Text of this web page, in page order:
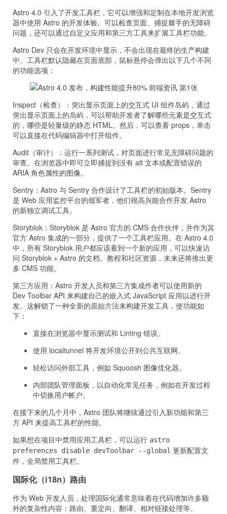
Astro 4.0 引入了开发工具栏，它可以增强和定制在本地开发浏览
器中使用 Astro 的开发体验。可以检查页面、捕捉棘手的无障碍
问题，还可以通过自定义应用和第三方工具来扩展工具栏功能。
Astro Dev 只会在开发环境中显示，不会出现在最终的生产构建
中。工具栏默认隐藏在页面底部，鼠标悬停会弹出以下几个不同
的功能选项：
Inspect（检查）：突出显示页面上的交互式 UI 组件岛屿，通过
突出显示页面上的岛屿，可以帮助开发者了解哪些元素是交互式
的，哪些是轻量级的静态 HTML。然后，可以查看 props，单击
可以直接在代码编辑器中打开组件。
Audit（审计）：运行一系列测试，对页面进行常见无障碍问题的
审查。在浏览器中即可立即捕捉到没有 alt 文本或配置错误的
ARIA 角色属性的图像。
Sentry：Astro 与 Sentry 合作设计了工具栏的初始版本。Sentry
是 Web 应用监控平台的领军者，他们很高兴能合作开发 Astro
的新独立调试工具。
Storyblok：Storyblok 是 Astro 官方的 CMS 合作伙伴，并作为其
官方 Astro 集成的一部分，提供了一个工具栏应用。在 Astro 4.0
中，所有 Storyblok 用户都应该看到一个新的应用，可以快速访
问 Storyblok + Astro 的文档、教程和社区资源，未来还将推出更
多 CMS 功能。
第三方应用：Astro 开发人员和第三方集成作者可以使用新的
Dev Toolbar API 来构建自己的嵌入式 JavaScript 应用以进行开
发。这解锁了一种全新的原始方法来构建开发工具，使功能如
下：
直接在浏览器中显示测试和 Linting 错误。
使用 localtunnel 将开发环境公开到公共互联网。
轻松访问外部工具，例如 Squoosh 图像优化器。
内部团队管理面板，以自动化常见任务，例如在开发过程
中切换用户帐户。
在接下来的几个月中，Astro 团队将继续通过引入新功能和第三
方 API 来提高工具栏的性能。
如果想在项目中禁用应用工具栏，可以运行 astro
preferences disable devToolbar --global 更新配置文
件，全局禁用工具栏。
国际化（i18n）路由
作为 Web 开发人员，处理国际化通常意味着在代码增加许多额
外的复杂性内容：路由、重定向、翻译、相对链接处理等。